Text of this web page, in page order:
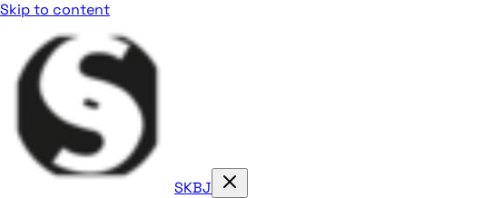
Skip to content
SKBJ